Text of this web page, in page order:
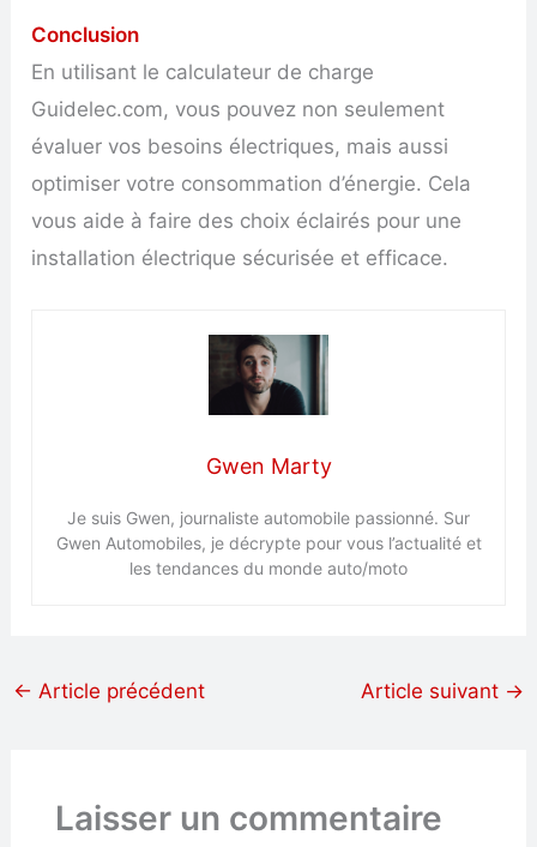
Conclusion
En utilisant le calculateur de charge
Guidelec.com, vous pouvez non seulement
évaluer vos besoins électriques, mais aussi
optimiser votre consommation d’énergie. Cela
vous aide à faire des choix éclairés pour une
installation électrique sécurisée et efficace.
Gwen Marty
Je suis Gwen, journaliste automobile passionné. Sur
Gwen Automobiles, je décrypte pour vous l’actualité et
les tendances du monde auto/moto
← Article précédent Article suivant →
Laisser un commentaire